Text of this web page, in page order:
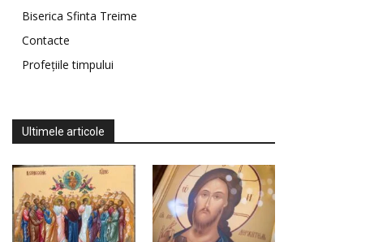
Biserica Sfinta Treime
Contacte
Profețiile timpului
Ultimele articole